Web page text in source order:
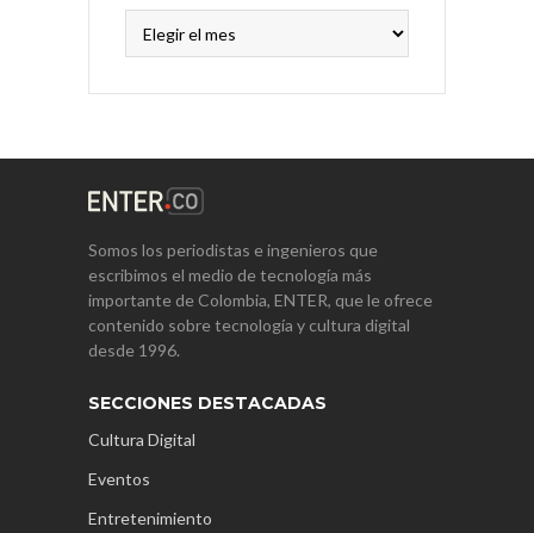
Somos los periodistas e ingenieros que
escribimos el medio de tecnología más
importante de Colombia, ENTER, que le ofrece
contenido sobre tecnología y cultura digital
desde 1996.
SECCIONES DESTACADAS
Cultura Digital
Eventos
Entretenimiento